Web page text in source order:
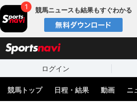
競馬ニュースも結果もすぐわかる
ログイン
競馬トップ 日程・結果 動画 ニ